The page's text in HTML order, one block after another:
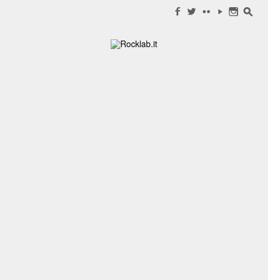
f w c y n s